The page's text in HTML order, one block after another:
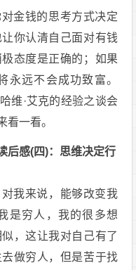
金钱的思考方式决定
你认清自己面对有钱
态度是正确的；如果
永远不会成功致富。
维·艾克的经验之谈会
看一看。
后感(四)：思维决定行
我来说，能够改变我
是穷人，我的很多想
，这让我对自己有了
做穷人，但是苦于找